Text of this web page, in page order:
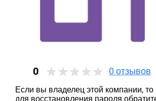
0 0 отзывов
Если вы владелец этой компании, то
для восстановления пароля